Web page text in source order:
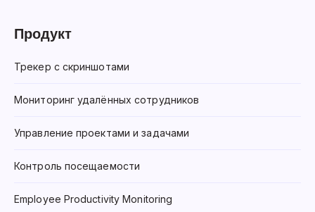
Продукт
Трекер с скриншотами
Мониторинг удалённых сотрудников
Управление проектами и задачами
Контроль посещаемости
Employee Productivity Monitoring